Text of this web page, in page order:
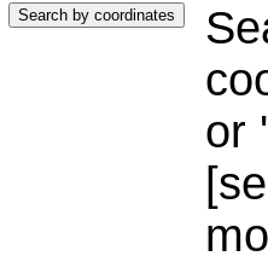
or